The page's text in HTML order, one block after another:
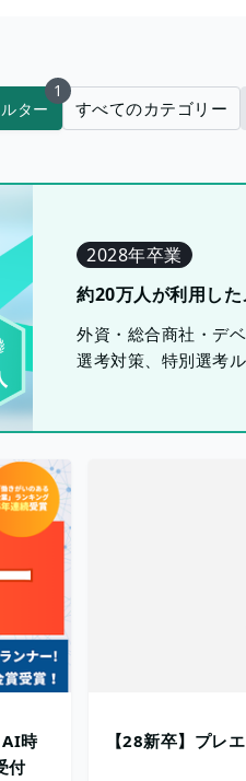
ター
1
すべてのカテゴリー
2028年卒業
約20万人が利用し
外資・総合商社・デ
選考対策、特別選考
AI時
付
【28新卒】プレ